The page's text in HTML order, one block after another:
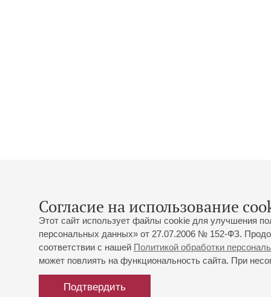
Согласие на использование
Этот сайт использует файлы cookie для улучшения
персональных данных» от 27.07.2006 № 152-ФЗ.
соответствии с нашей Политикой обработки
может повлиять на функциональность сайта. При
Подтвердить